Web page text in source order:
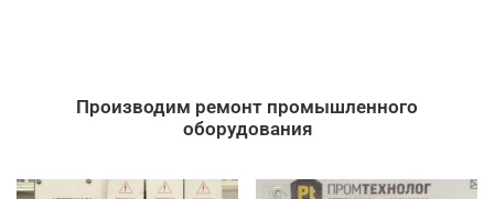
Производим ремонт промышленного
оборудования